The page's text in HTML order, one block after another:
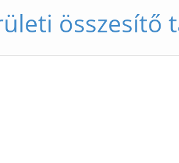
összesítő